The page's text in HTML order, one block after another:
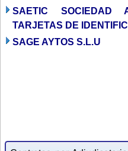
SAETIC SOCIEDAD
TARJETAS DE
SAGE AYTOS S.L.U